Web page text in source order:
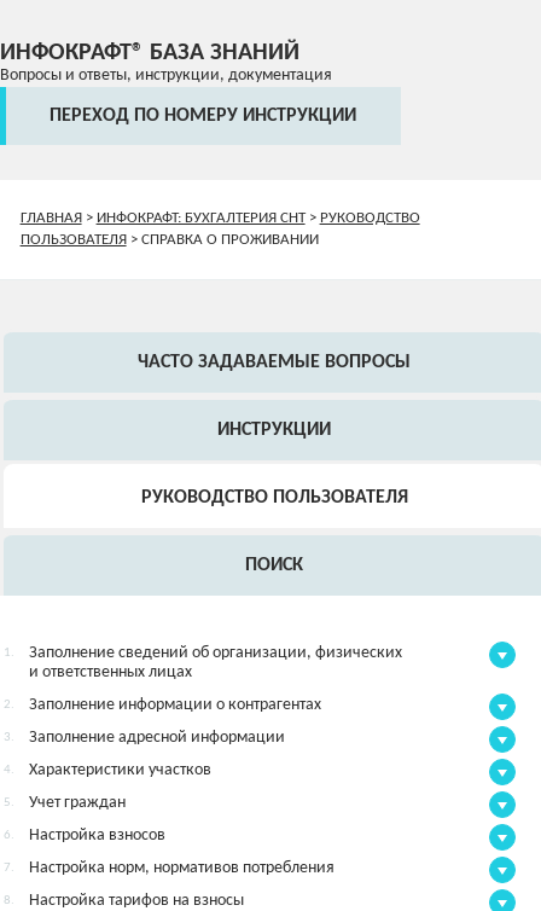
ИНФОКРАФТ® БАЗА ЗНАНИЙ
Вопросы и ответы, инструкции, документация
ПЕРЕХОД ПО НОМЕРУ ИНСТРУКЦИИ
ГЛАВНАЯ> ИНФОКРАФТ: БУХГАЛТЕРИЯ СНТ> РУКОВОДСТВО
ПОЛЬЗОВАТЕЛЯ> СПРАВКА О ПРОЖИВАНИИ
ЧАСТО ЗАДАВАЕМЫЕ ВОПРОСЫ
ИНСТРУКЦИИ
РУКОВОДСТВО ПОЛЬЗОВАТЕЛЯ
ПОИСК
1.
Заполнение сведений об организации, физических
и ответственных лицах
2. Заполнение информации о контрагентах
3. Заполнение адресной информации
4. Характеристики участков
5. Учет граждан
6. Настройка взносов
7. Настройка норм, нормативов потребления
8. Настройка тарифов на взносы